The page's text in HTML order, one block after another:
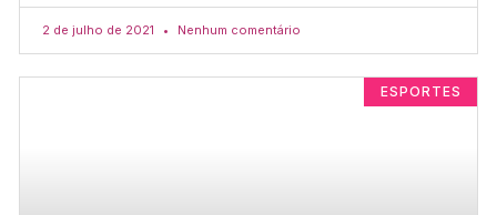
2 de julho de 2021 Nenhum comentário
ESPORTES